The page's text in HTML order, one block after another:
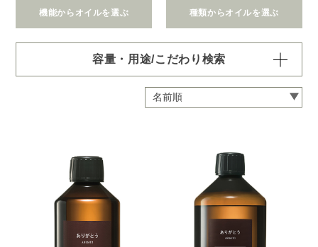
機能からオイルを選ぶ 種類からオイルを選ぶ
容量・用途/こだわり検索
用途・機能・種類 の項目ごとに選択肢からひとつずつ選
択できます。選択するたびに絞り込まれていき、項目内で
容量・用途で絞り込む ※一つお選びください
オイル10ml 大容量オイル250/450ml
ブランチ・スティック専用オイル